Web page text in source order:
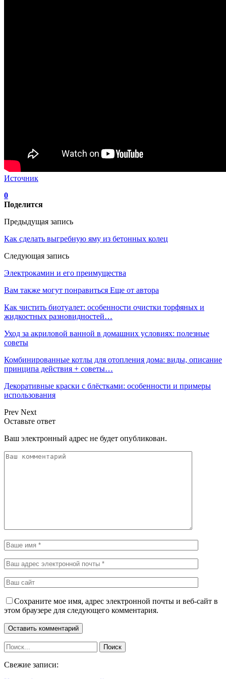
Источник
0
Поделится
Предыдущая запись
Как сделать выгребную яму из бетонных колец
Следующая запись
Электрокамин и его преимущества
Вам также могут понравиться Еще от автора
Как чистить биотуалет: особенности очистки торфяных и
жидкостных разновидностей…
Уход за акриловой ванной в домашних условиях: полезные
советы
Комбинированные котлы для отопления дома: виды, описание
принципа действия + советы…
Декоративные краски с блёстками: особенности и примеры
использования
Prev Next
Оставьте ответ
Ваш электронный адрес не будет опубликован.
Сохраните мое имя, адрес электронной почты и веб-сайт в
этом браузере для следующего комментария.
Свежие записи: